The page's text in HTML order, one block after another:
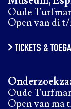
Oude
Open van di t/
TICKETS &
Oude
Open van ma